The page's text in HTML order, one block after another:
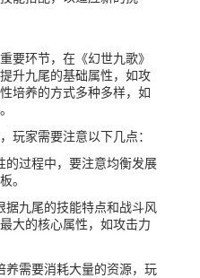
要环节，在《幻世九歌》
升九尾的基础属性，如攻
培养的方式多种多样，如
玩家需要注意以下几点：
的过程中，要注意均衡发展
。
据九尾的技能特点和战斗风
大的核心属性，如攻击力
养需要消耗大量的资源，玩